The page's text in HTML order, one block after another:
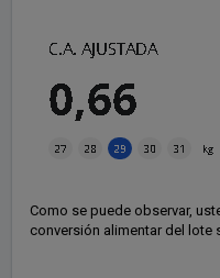
Como se puede observar,
conversión alimentar del lote